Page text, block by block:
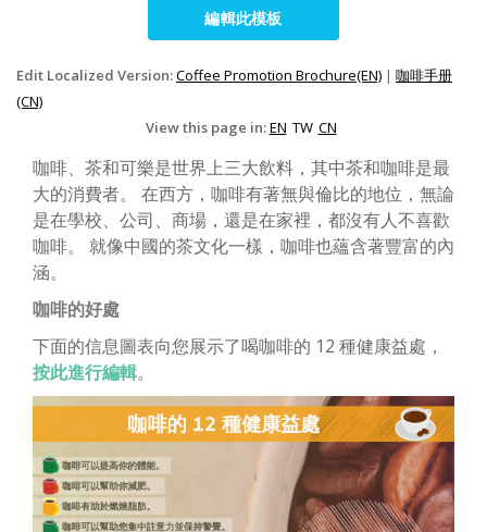
編輯此模板
Edit Localized Version:Coffee Promotion Brochure(EN) | 咖啡手册
(CN)
View this page in:EN TW CN
咖啡、茶和可樂是世界上三大飲料，其中茶和咖啡是最
大的消費者。 在西方，咖啡有著無與倫比的地位，無論
是在學校、公司、商場，還是在家裡，都沒有人不喜歡
咖啡。 就像中國的茶文化一樣，咖啡也蘊含著豐富的內
涵。
咖啡的好處
下面的信息圖表向您展示了喝咖啡的 12 種健康益處，
按此進行編輯。